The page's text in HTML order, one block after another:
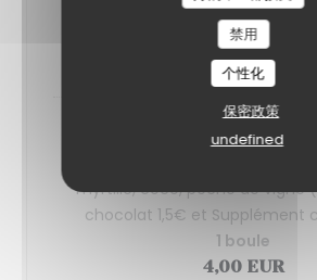
禁用
个性化
保密政策
undefined
chantilly 1€)
8,00 EUR
3 boules
Sorbet
myrtille, coco, pêche de vigne
chocolat 1,5€ et Supplément
4,00 EUR
1 boule